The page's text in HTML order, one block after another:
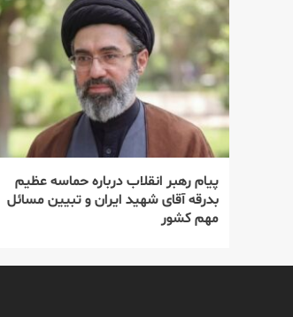
پیام رهبر انقلاب درباره حماسه عظیم
بدرقه آقای شهید ایران و تبیین مسائل
مهم کشور